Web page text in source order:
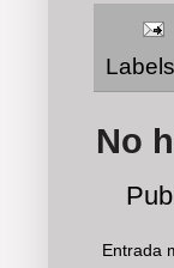
No
Entrada